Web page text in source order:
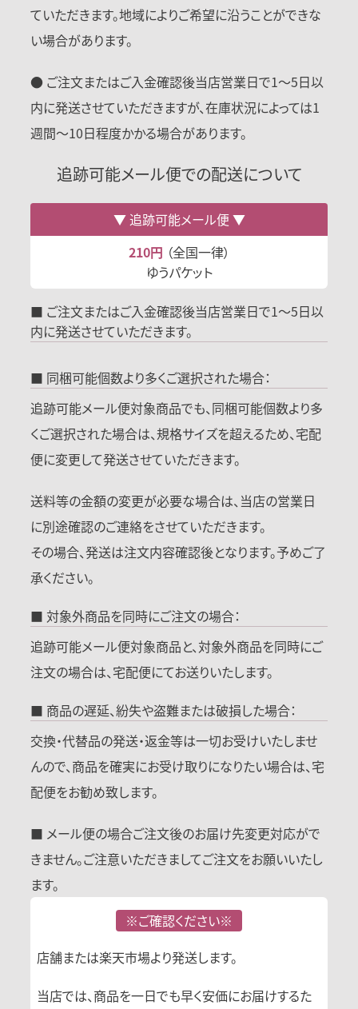
ていただきます。地域によりご希望に沿うことができな
い場合があります。
● ご注文またはご入金確認後当店営業日で1〜5日以
内に発送させていただきますが、在庫状況によっては1
週間〜10日程度かかる場合があります。
追跡可能メール便での配送について
追跡可能メール便
210円 （全国一律）
ゆうパケット
■ ご注文またはご入金確認後当店営業日で1～5日以
内に発送させていただきます。
■ 同梱可能個数より多くご選択された場合：
追跡可能メール便対象商品でも、同梱可能個数より多
くご選択された場合は、規格サイズを超えるため、宅配
便に変更して発送させていただきます。
送料等の金額の変更が必要な場合は、当店の営業日
に別途確認のご連絡をさせていただきます。
その場合、発送は注文内容確認後となります。予めご了
承ください。
■ 対象外商品を同時にご注文の場合：
追跡可能メール便対象商品と、対象外商品を同時にご
注文の場合は、宅配便にてお送りいたします。
■ 商品の遅延、紛失や盗難または破損した場合：
交換・代替品の発送・返金等は一切お受けいたしませ
んので、商品を確実にお受け取りになりたい場合は、宅
配便をお勧め致します。
■ メール便の場合ご注文後のお届け先変更対応がで
きません。ご注意いただきましてご注文をお願いいたし
ます。
※ご確認ください※
店舗または楽天市場より発送します。
当店では、商品を一日でも早く安価にお届けするた